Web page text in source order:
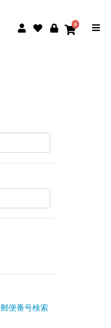
0
郵便番号検索